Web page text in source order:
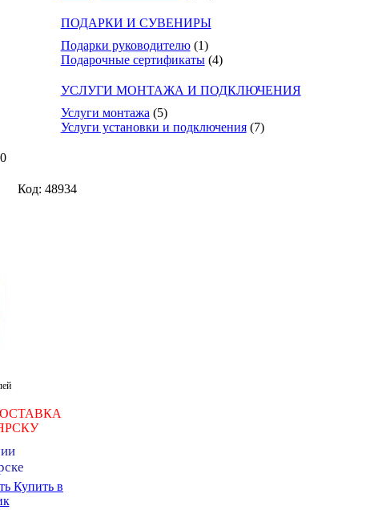
ПОДАРКИ И СУВЕНИРЫ
Подарки руководителю (1)
Подарочные сертификаты (4)
УСЛУГИ МОНТАЖА И ПОДКЛЮЧЕНИЯ
Услуги монтажа (5)
Услуги установки и подключения (7)
Код: 48934
Купить в